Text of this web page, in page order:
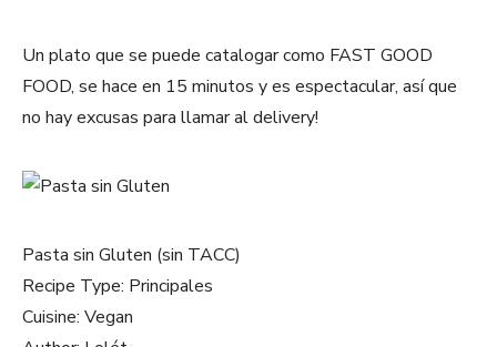
Un plato que se puede catalogar como FAST GOOD
FOOD, se hace en 15 minutos y es espectacular, así que
no hay excusas para llamar al delivery!
Pasta sin Gluten (sin TACC)
Recipe Type: Principales
Cuisine: Vegan